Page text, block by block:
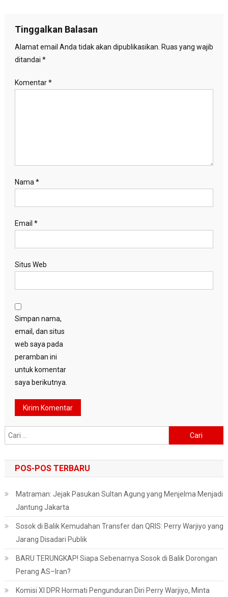
Tinggalkan Balasan
Alamat email Anda tidak akan dipublikasikan. Ruas yang wajib
ditandai *
Komentar*
Nama *
Email *
Situs Web
Simpan nama,
email, dan situs
web saya pada
peramban ini
untuk komentar
saya berikutnya.
untuk:
POS-POS TERBARU
Matraman: Jejak Pasukan Sultan Agung yang Menjelma Menjadi
Jantung Jakarta
Sosok di Balik Kemudahan Transfer dan QRIS: Perry Warjiyo yang
Jarang Disadari Publik
BARU TERUNGKAP! Siapa Sebenarnya Sosok di Balik Dorongan
Perang AS–Iran?
Komisi XI DPR Hormati Pengunduran Diri Perry Warjiyo, Minta